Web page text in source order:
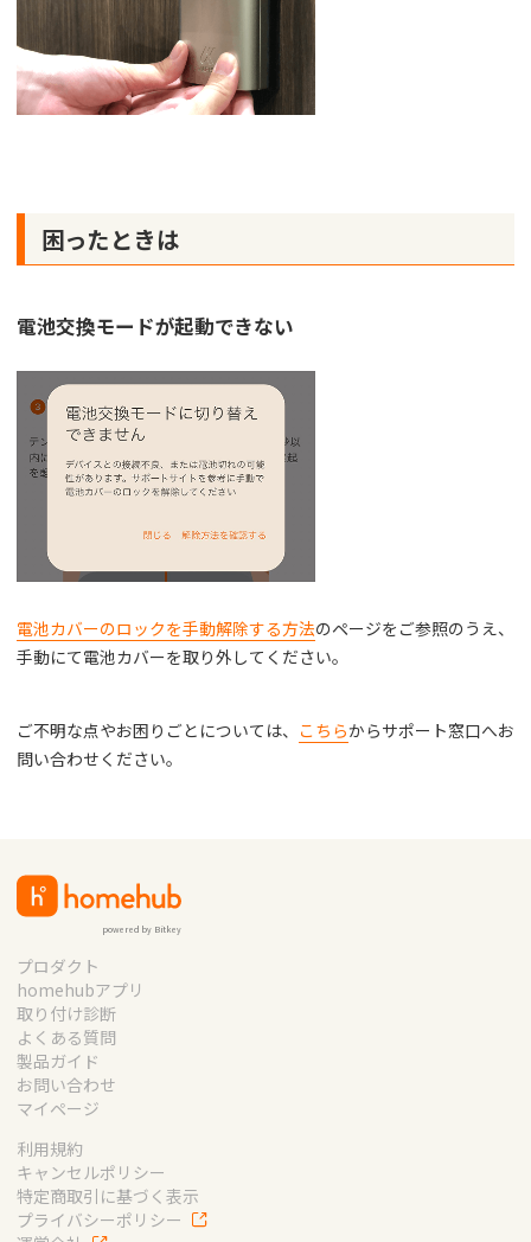
困ったときは
電池交換モードが起動できない
電池カバーのロックを手動解除する方法のページをご参照のうえ、
手動にて電池カバーを取り外してください。
ご不明な点やお困りごとについては、 こちらからサポート窓口へお
問い合わせください。
powered by Bitkey
プロダクト
homehubアプリ
取り付け診断
よくある質問
製品ガイド
お問い合わせ
マイページ
利用規約
キャンセルポリシー
特定商取引に基づく表示
プライバシーポリシー